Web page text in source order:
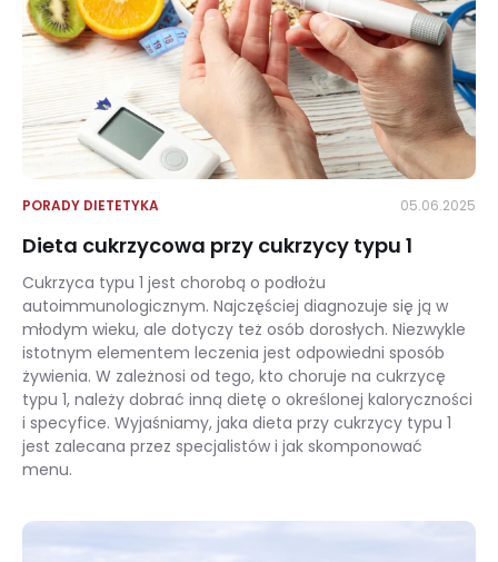
PORADY DIETETYKA 05.06.2025
Dieta cukrzycowa przy cukrzycy typu 1
Cukrzyca typu 1 jest chorobą o podłożu
autoimmunologicznym. Najczęściej diagnozuje się ją w
młodym wieku, ale dotyczy też osób dorosłych. Niezwykle
istotnym elementem leczenia jest odpowiedni sposób
żywienia. W zależnosi od tego, kto choruje na cukrzycę
typu 1, należy dobrać inną dietę o określonej kaloryczności
i specyfice. Wyjaśniamy, jaka dieta przy cukrzycy typu 1
jest zalecana przez specjalistów i jak skomponować
menu.